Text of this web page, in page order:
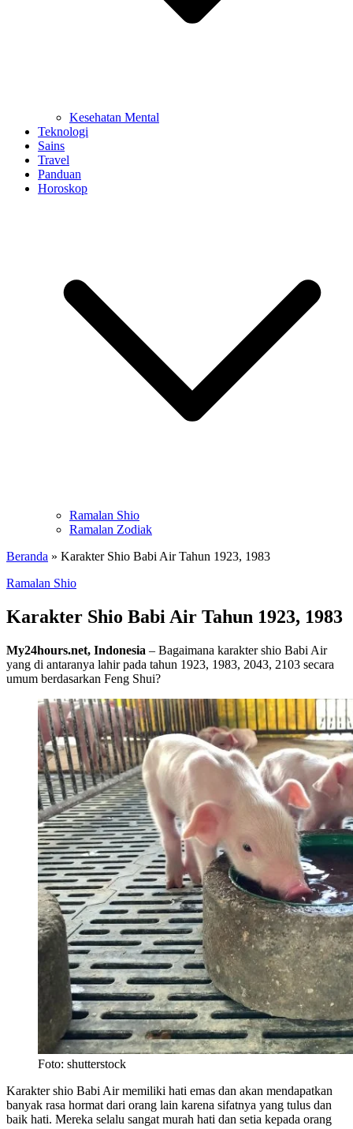
Kesehatan Mental
Teknologi
Sains
Travel
Panduan
Horoskop
Ramalan Shio
Ramalan Zodiak
Beranda » Karakter Shio Babi Air Tahun 1923, 1983
Ramalan Shio
Karakter Shio Babi Air Tahun 1923, 1983
My24hours.net, Indonesia – Bagaimana karakter shio Babi Air
yang di antaranya lahir pada tahun 1923, 1983, 2043, 2103 secara
umum berdasarkan Feng Shui?
Foto: shutterstock
Karakter shio Babi Air memiliki hati emas dan akan mendapatkan
banyak rasa hormat dari orang lain karena sifatnya yang tulus dan
baik hati. Mereka selalu sangat murah hati dan setia kepada orang